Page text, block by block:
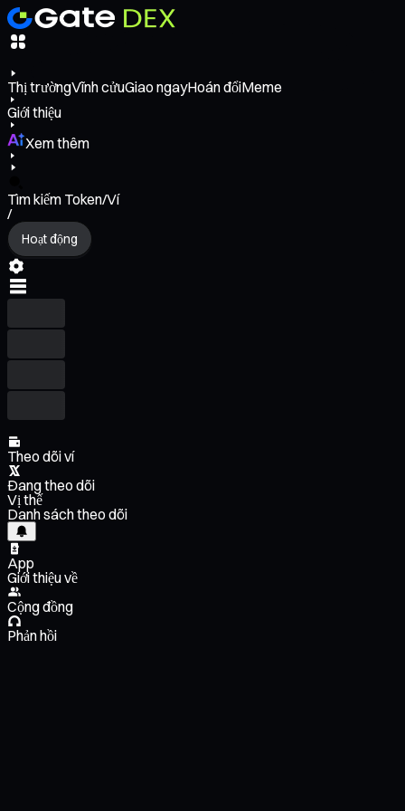
Thị trườngVĩnh cửuGiao ngayHoán đổiMeme
Giới thiệu
Xem thêm
Tìm kiếm Token/Ví
/
Hoạt động
Theo dõi ví
Đang theo dõi
Vị thế
Danh sách theo dõi
App
Giới thiệu về
Cộng đồng
Phản hồi